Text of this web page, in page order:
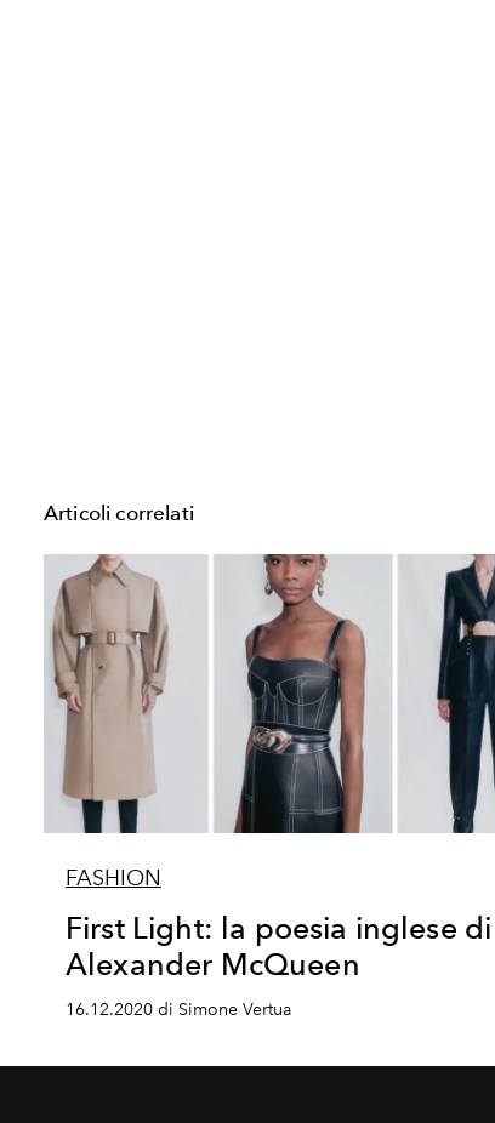
Articoli correlati
FASHION
First Light: la poesia inglese di
Alexander McQueen
16.12.2020 di Simone Vertua